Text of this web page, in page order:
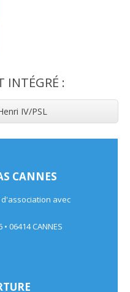
INTÉGRÉ :
IV/PSL
CANNES
avec
06414 CANNES